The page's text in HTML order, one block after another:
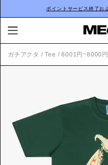
ポイントサービス終了お
ガチアクタ /Tee /6001円~8000円